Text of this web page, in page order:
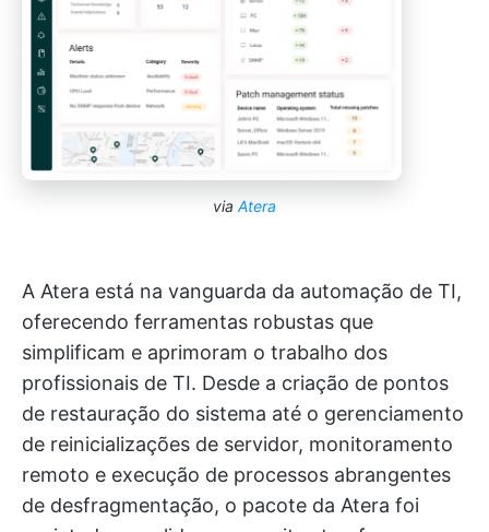
via Atera
A Atera está na vanguarda da automação de TI,
oferecendo ferramentas robustas que
simplificam e aprimoram o trabalho dos
profissionais de TI. Desde a criação de pontos
de restauração do sistema até o gerenciamento
de reinicializações de servidor, monitoramento
remoto e execução de processos abrangentes
de desfragmentação, o pacote da Atera foi